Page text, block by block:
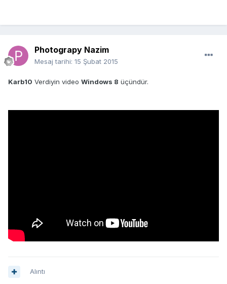
Photograpy Nazim
Mesaj tarihi: 15 Şubat 2015
Karb10 Verdiyin video Windows 8 üçündür.
Alıntı